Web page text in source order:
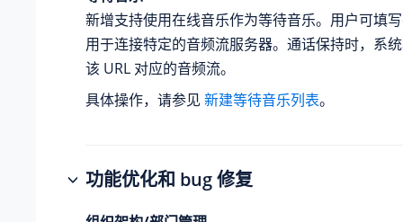
新增支持使用在线音乐作为等待音乐。用户可填
用于连接特定的音频流服务器。通话保持时，系
该 URL 对应的音频流。
具体操作，请参见 新建等待音乐列表。
功能优化和 bug 修复